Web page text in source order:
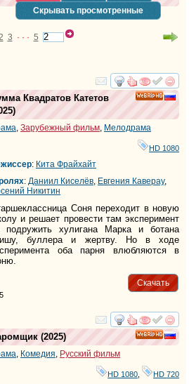
Скрывать просмотренные
3 · · · 5
смотреть
Квадратов Катетов
, Зарубежный фильм, Мелодрама
HD 1080
: Кита Фрайхайт
: Даниил Киселёв, Евгения Каверау,
Никитин
Соня переходит в новую
и решает провести там эксперимент
хулигана Марка и ботана
буллера и жертву. Но в ходе
оба парня влюбляются в
Скачать
смотреть
HD
(2025)
, Комедия, Русский фильм
HD 1080 HD 720